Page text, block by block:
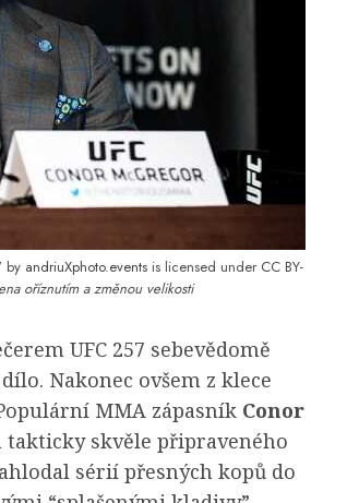
by andriuXphoto.eventsis licensed under CC BY-
oříznutím a změnou velikosti
UFC 257 sebevědomě
Nakonec ovšem z klece
MMA zápasník Conor
skvěle připraveného
sérií přesných kopů do